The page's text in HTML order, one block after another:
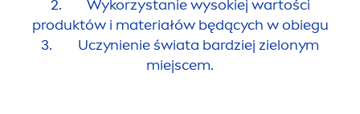
2. Wykorzystanie wysokiej wartości
produktów i materiałów będących w obiegu
3. Uczynienie świata bardziej zielonym
miejscem.